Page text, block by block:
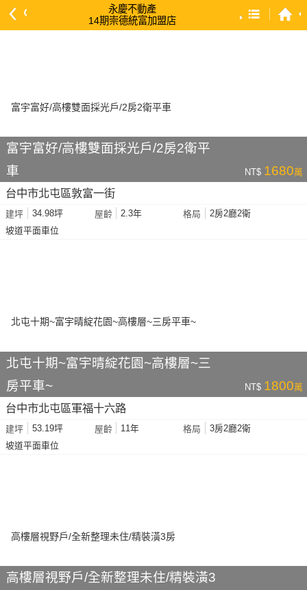
永慶不動產
14期崇德統富加盟店
依降幅 高 → 低
依土地坪數 大 → 小
富宇富好/高樓雙面採光戶/2房2衛平
車
NT$ 1680萬
台中市北屯區敦富一街
建坪 34.98坪 屋齡 2.3年 格局
2房2廳2衛
坡道平面車位
北屯十期~富宇晴綻花園~高樓層~三
房平車~
NT$ 1800萬
台中市北屯區軍福十六路
建坪 53.19坪 屋齡 11年 格局
3房2廳2衛
坡道平面車位
高樓層視野戶/全新整理未住/精裝潢3